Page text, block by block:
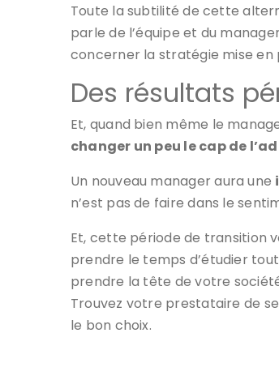
Toute la subtilité de cette
parle de l’équipe et du
concerner la stratégie mise en
Des résultats
Et, quand bien même le
changer un peu le cap de
Un nouveau manager aura une
n’est pas de faire dans le
Et, cette période de transition
prendre le temps d’étudier
prendre la tête de votre
Trouvez votre prestataire de
le bon choix.